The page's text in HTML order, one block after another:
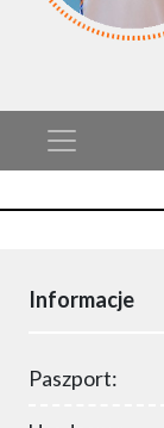
Informacje
Paszport: